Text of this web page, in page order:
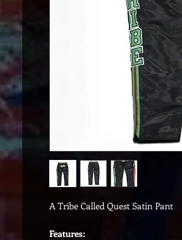
A Tribe Called Quest Satin Pant
Features: